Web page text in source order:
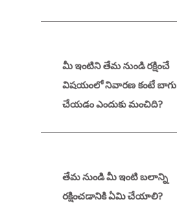
మీ ఇంటిని తేమ నుండి రక్షించే
విషయంలో నివారణ కంటే బాగు
చేయడం ఎందుకు మంచిది?
తేమ నుండి మీ ఇంటి బలాన్ని
రక్షించడానికి ఏమి చేయాలి?